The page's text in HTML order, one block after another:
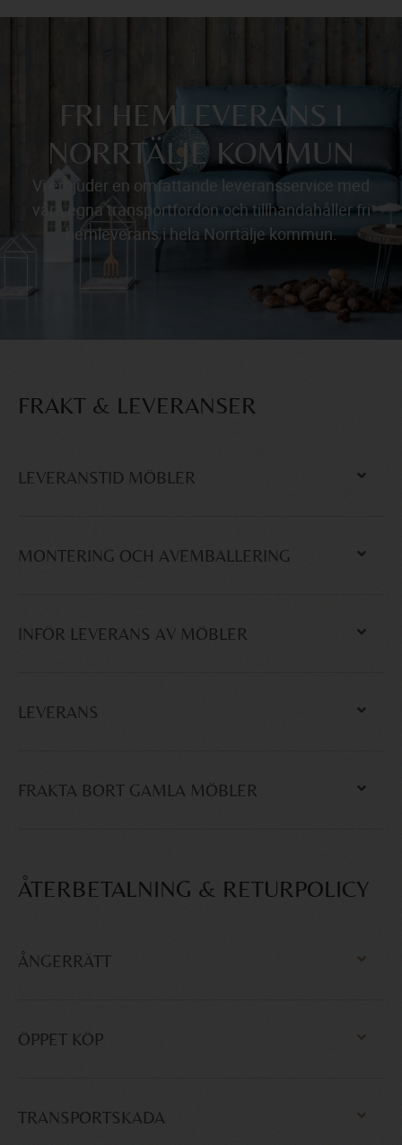
FRI HEMLEVERANS I
NORRTÄLJE KOMMUN
Vi erbjuder en omfattande leveransservice med
våra egna transportfordon och tillhandahåller fri
hemleverans i hela Norrtälje kommun.
FRAKT & LEVERANSER
LEVERANSTID MÖBLER
MONTERING OCH AVEMBALLERING
INFÖR LEVERANS AV MÖBLER
LEVERANS
FRAKTA BORT GAMLA MÖBLER
ÅTERBETALNING & RETURPOLICY
ÅNGERRÄTT
ÖPPET KÖP
TRANSPORTSKADA